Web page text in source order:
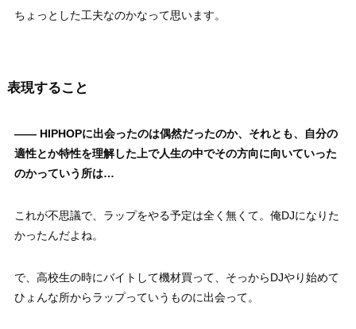
ちょっとした工夫なのかなって思います。
表現すること
—— HIPHOPに出会ったのは偶然だったのか、それとも、自分の
適性とか特性を理解した上で人生の中でその方向に向いていった
のかっていう所は…
これが不思議で、ラップをやる予定は全く無くて。俺DJになりた
かったんだよね。
で、高校生の時にバイトして機材買って、そっからDJやり始めて
ひょんな所からラップっていうものに出会って。